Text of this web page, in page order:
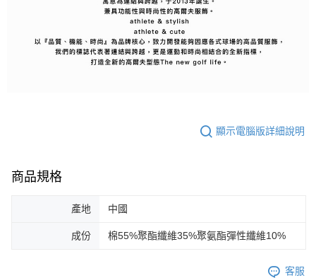
顯示電腦版詳細說明
商品規格
產地 中國
成份 棉55%聚酯纖維35%聚氨酯彈性纖維10%
客服